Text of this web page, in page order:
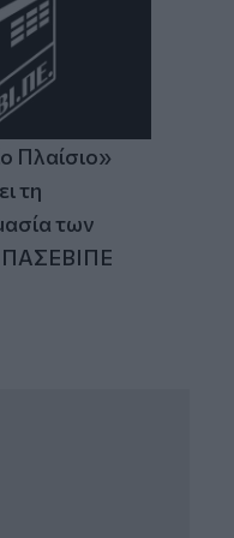
Πλαίσιο»
τη
των
ΠΑΣΕΒΙΠΕ